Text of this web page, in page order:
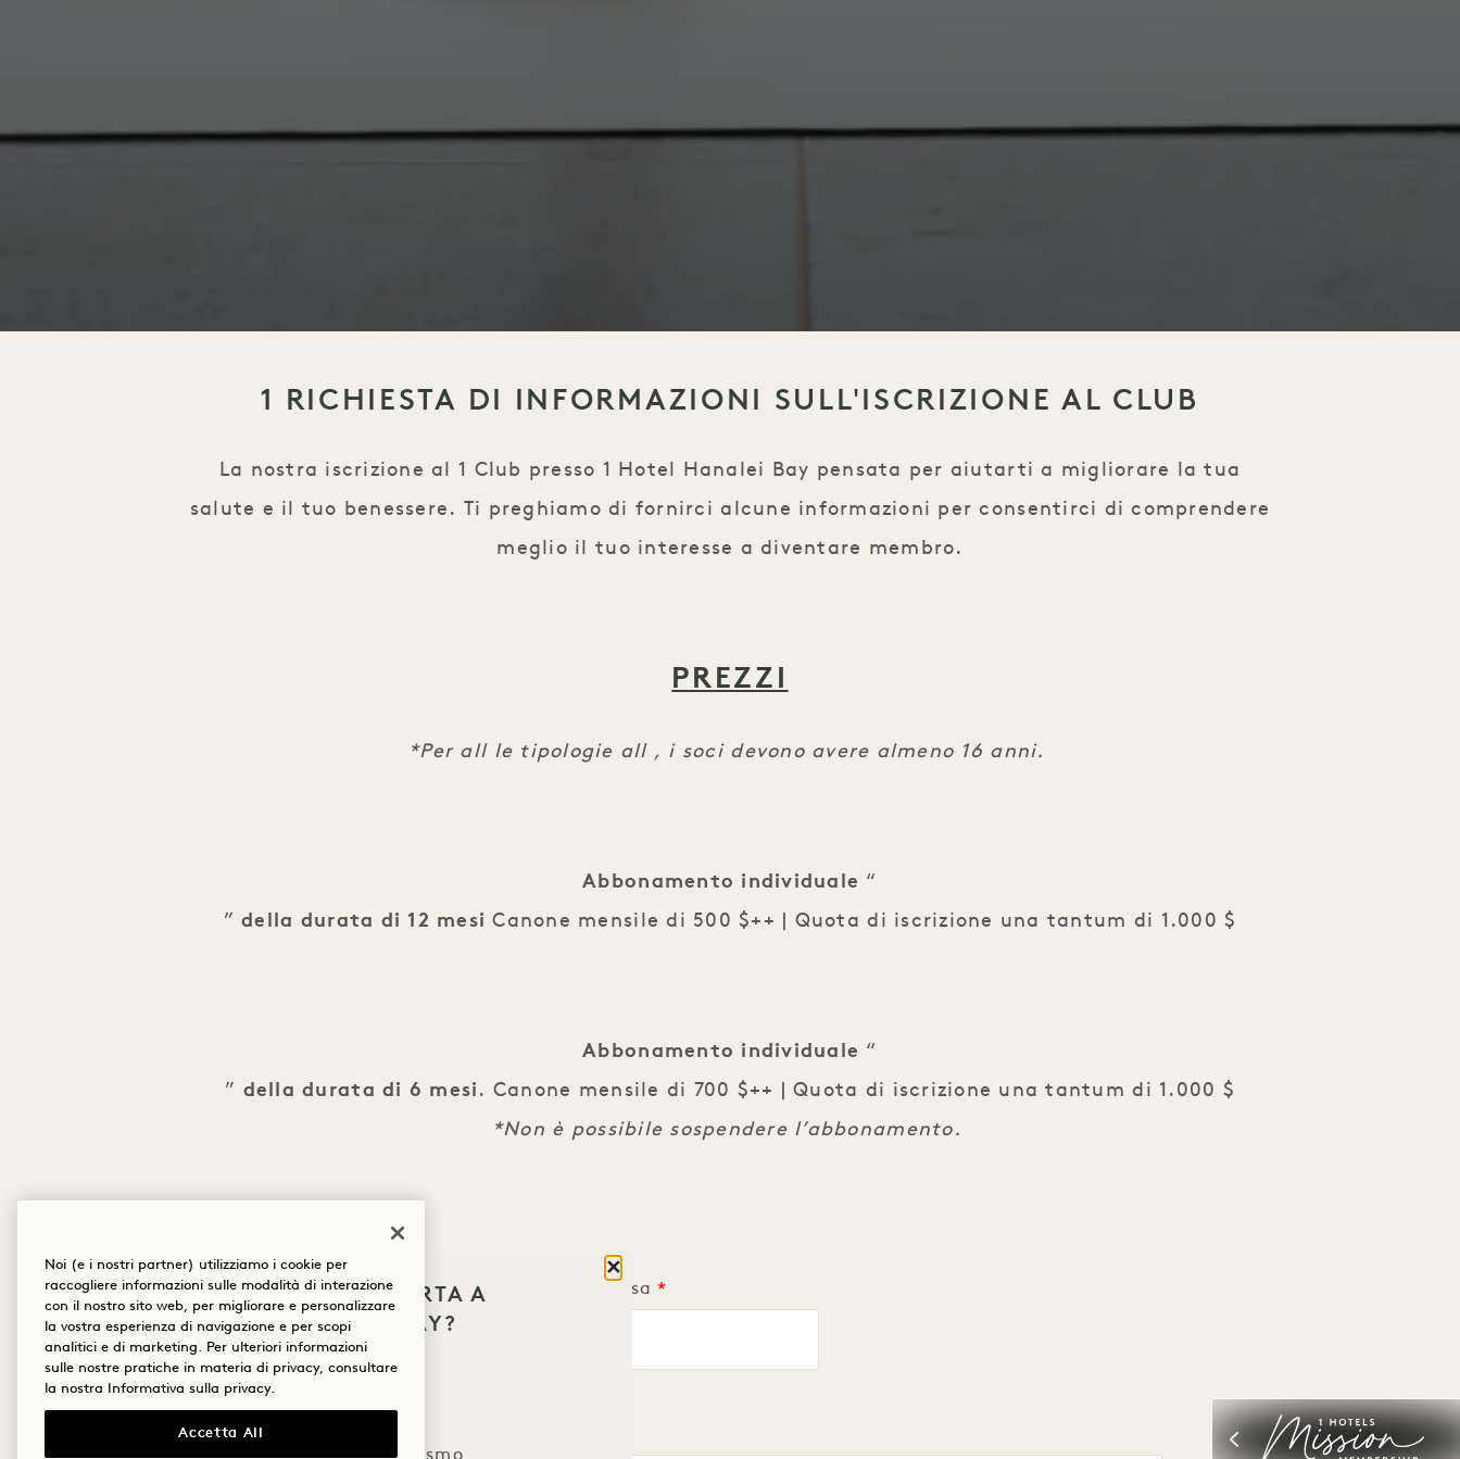
1 RICHIESTA DI INFORMAZIONI SULL'ISCRIZIONE AL CLUB
La nostra iscrizione al 1 Club presso 1 Hotel Hanalei Bay pensata per aiutarti a migliorare la tua
salute e il tuo benessere. Ti preghiamo di fornirci alcune informazioni per consentirci di comprendere
meglio il tuo interesse a diventare membro.
PREZZI
*Per all le tipologie all , i soci devono avere almeno 16 anni.
Abbonamento individuale “
”della durata di 12 mesi Canone mensile di 500 $++ | Quota di iscrizione una tantum di 1.000 $
Abbonamento individuale “
” della durata di 6 mesi . Canone mensile di 700 $++ | Quota di iscrizione una tantum di 1.000 $
*Non è possibile sospendere l’abbonamento.
Logistica
Tipo di abbonamento che ti interessa
Personale
Chiudere
COSA TI PORTA A
HANALEI BAY?
Benessere
Golf
Noi (e i nostri partner) utilizziamo i cookie per
raccogliere informazioni sulle modalità di interazione
con il nostro sito web, per migliorare e personalizzare
la vostra esperienza di navigazione e per scopi
analitici e di marketing. Per ulteriori informazioni
sulle nostre pratiche in materia di privacy, consultare
la nostra
Informativa sulla privacy.
Accetta All